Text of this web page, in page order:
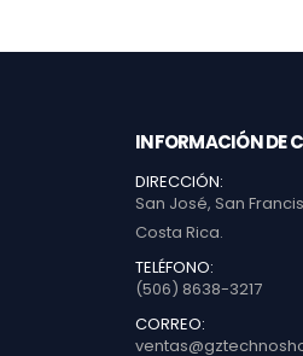
INFORMACIÓN DE
DIRECCIÓN:
San José, San
Costa Rica.
TELÉFONO:
(506) 8638-3217
CORREO: